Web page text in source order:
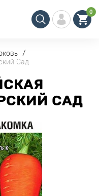
0
Сад
САД